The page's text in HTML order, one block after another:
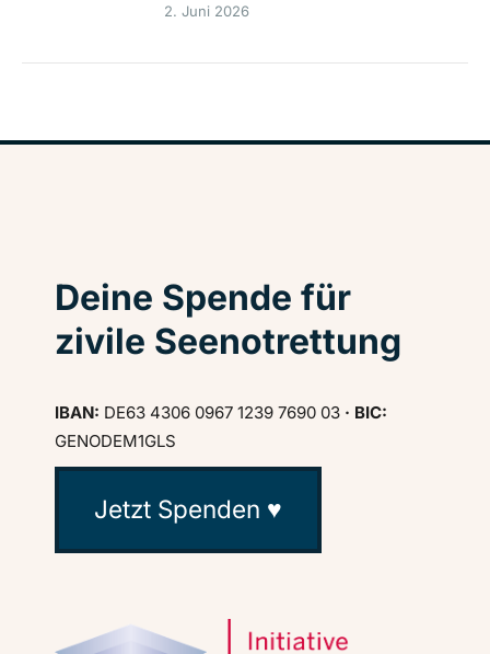
2. Juni 2026
Deine Spende für
zivile Seenotrettung
IBAN: DE63 4306 0967 1239 7690 03 · BIC:
GENODEM1GLS
Jetzt Spenden ♥